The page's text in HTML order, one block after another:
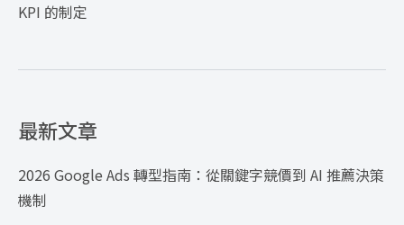
KPI 的制定
最新文章
2026 Google Ads 轉型指南：從關鍵字競價到 AI 推薦決策
機制